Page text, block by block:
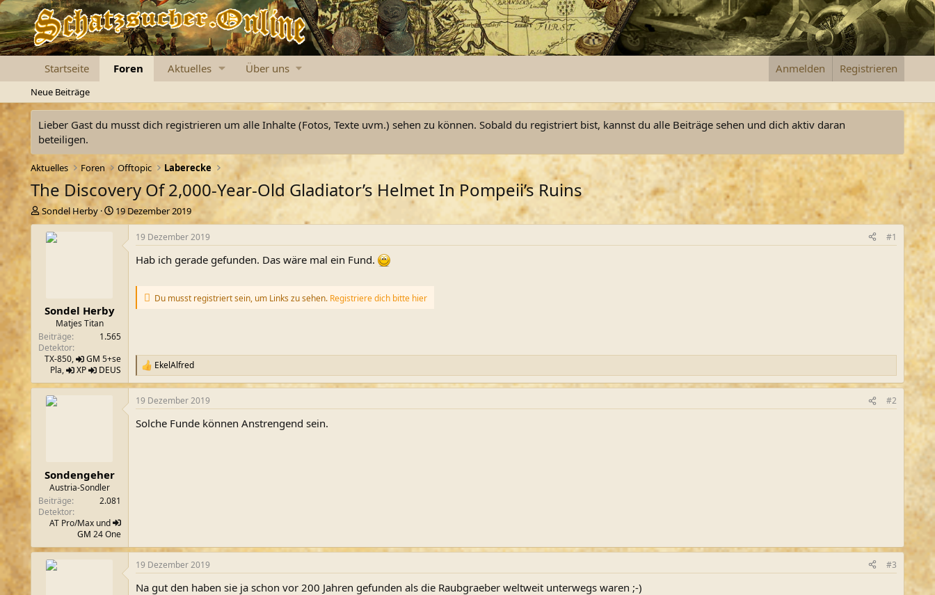
Startseite Foren Aktuelles Über uns Anmelden Registrieren
Neue Beiträge
Lieber Gast du musst dich registrieren um alle Inhalte (Fotos, Texte uvm.) sehen zu können. Sobald du registriert bist, kannst du alle Beiträge sehen und dich aktiv daran
beteiligen.
Aktuelles Foren Offtopic Laberecke
The Discovery Of 2,000-Year-Old Gladiator’s Helmet In Pompeii’s Ruins
E
r
Sondel Herby
E
r
a
19 Dezember 2019
Sondel Herby
Matjes Titan
Beiträge
1.565
Detektor
TX-850,
GM 5+se
Pla,
XP DEUS
19 Dezember 2019 #1
Hab ich gerade gefunden. Das wäre mal ein Fund.
Du musst registriert sein, um Links zu sehen. Registriere dich bitte hier
R
e
a
k
i
EkelAlfred
Sondengeher
Austria-Sondler
Beiträge
2.081
Detektor
AT Pro/Max und
GM 24 One
19 Dezember 2019 #2
Solche Funde können Anstrengend sein.
19 Dezember 2019 #3
Na gut den haben sie ja schon vor 200 Jahren gefunden als die Raubgraeber weltweit unterwegs waren ;-)